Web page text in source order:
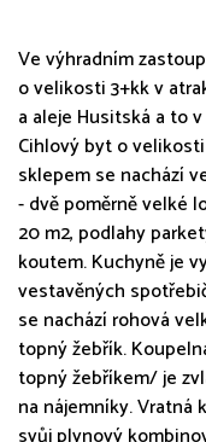
Ve výhradním
o velikosti 3+kk v
a aleje Husitská a to
Cihlový byt o
sklepem se nachází
- dvě poměrně velké
20 m2, podlahy
koutem. Kuchyně je
vestavěných
se nachází rohová
topný žebřík.
topný žebříkem/ je
na nájemníky. Vratná